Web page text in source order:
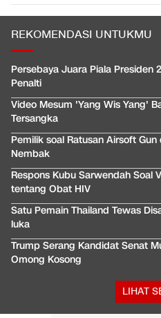
REKOMENDASI UNTUKMU
Persebaya Juara Piala Presiden
Penalti
Video Mesum 'Yang Wis Yang'
Tersangka
Pemilik soal Ratusan Airsoft
Nembak
Respons Kubu Sarwendah Soal
tentang Obat HIV
Satu Pemain Thailand Tewas
luka
Trump Serang Kandidat Senat
Omong Kosong
LIHAT